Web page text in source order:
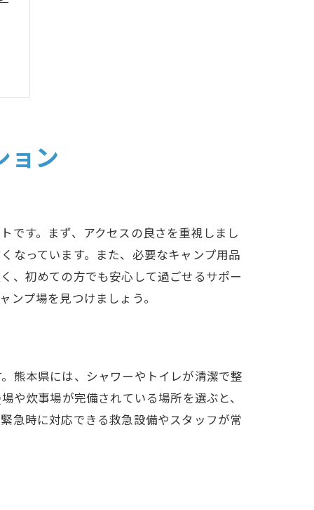
ョン
です。まず、アクセスの良さを重視しまし
なっています。また、必要なキャンプ用品
、初めての方でも安心して過ごせるサポー
プ場を見つけましょう。
熊本県には、シャワーやトイレが清潔で整
炊事場が完備されている場所を選ぶと、
急時に対応できる救急設備やスタッフが常